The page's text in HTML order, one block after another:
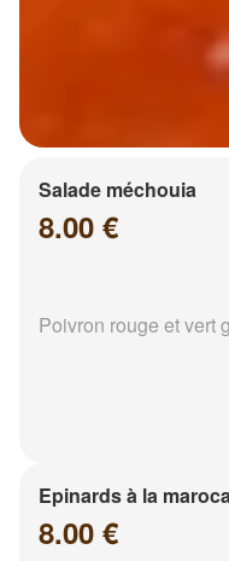
Salade méchouia
8.00 €
Poivron rouge et vert
Epinards à la
8.00 €